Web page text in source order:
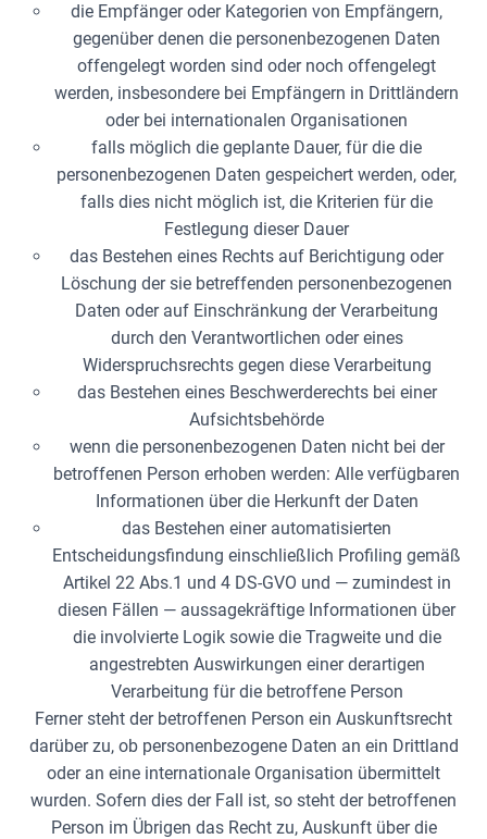
die Empfänger oder Kategorien von Empfängern,
gegenüber denen die personenbezogenen Daten
offengelegt worden sind oder noch offengelegt
werden, insbesondere bei Empfängern in Drittländern
oder bei internationalen Organisationen
falls möglich die geplante Dauer, für die die
personenbezogenen Daten gespeichert werden, oder,
falls dies nicht möglich ist, die Kriterien für die
Festlegung dieser Dauer
das Bestehen eines Rechts auf Berichtigung oder
Löschung der sie betreffenden personenbezogenen
Daten oder auf Einschränkung der Verarbeitung
durch den Verantwortlichen oder eines
Widerspruchsrechts gegen diese Verarbeitung
das Bestehen eines Beschwerderechts bei einer
Aufsichtsbehörde
wenn die personenbezogenen Daten nicht bei der
betroffenen Person erhoben werden: Alle verfügbaren
Informationen über die Herkunft der Daten
das Bestehen einer automatisierten
Entscheidungsfindung einschließlich Profiling gemäß
Artikel 22 Abs.1 und 4 DS-GVO und — zumindest in
diesen Fällen — aussagekräftige Informationen über
die involvierte Logik sowie die Tragweite und die
angestrebten Auswirkungen einer derartigen
Verarbeitung für die betroffene Person
Ferner steht der betroffenen Person ein Auskunftsrecht
darüber zu, ob personenbezogene Daten an ein Drittland
oder an eine internationale Organisation übermittelt
wurden. Sofern dies der Fall ist, so steht der betroffenen
Person im Übrigen das Recht zu, Auskunft über die